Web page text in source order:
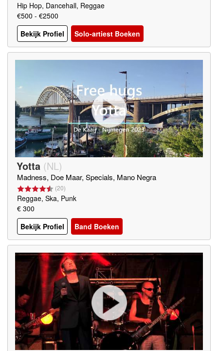
Hip Hop, Dancehall, Reggae
€500 - €2500
Bekijk Profiel
Solo-artiest Boeken
Yotta (NL)
Madness, Doe Maar, Specials, Mano Negra
(20)
Reggae, Ska, Punk
€ 300
Bekijk Profiel
Band Boeken